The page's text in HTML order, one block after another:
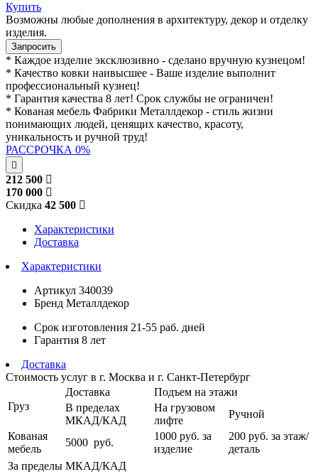
Купить
Возможны любые дополнения в архитектуру, декор и отделку
изделия.
Запросить
* Каждое изделие эксклюзивно - сделано вручную кузнецом!
* Качество ковки наивысшее - Ваше изделие выполнит
профессиональный кузнец!
* Гарантия качества 8 лет! Срок службы не ограничен!
* Кованая мебель Фабрики Металлдекор - стиль жизни
понимающих людей, ценящих качество, красоту,
уникальность и ручной труд!
РАССРОЧКА 0%
212 500
170 000
Скидка 42 500
Характеристики
Доставка
Характеристики
Артикул 340039
Бренд Металлдекор
Срок изготовления 21-55 раб. дней
Гарантия 8 лет
Доставка
Стоимость услуг в г. Москва и г. Санкт-Петербург
Груз
Доставка
Подъем на этажи
В пределах
МКАД/КАД
На грузовом
лифте
Ручной
Кованая
мебель
5000 руб.
1000 руб. за
изделие
200 руб. за этаж/
деталь
За пределы МКАД/КАД